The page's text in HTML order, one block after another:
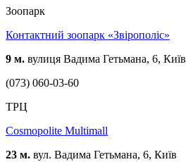
Зоопарк
Контактний зоопарк «Звірополіс»
9 м. вулиця Вадима Гетьмана, 6, Київ
(073) 060-03-60
ТРЦ
Cosmopolite Multimall
23 м. вул. Вадима Гетьмана, 6, Київ